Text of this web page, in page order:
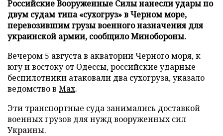
Российские Вооруженные Силы нанесли удары по
двум судам типа «сухогруз» в Черном море,
перевозившим грузы военного назначения для
украинской армии, сообщило Минобороны.
Вечером 5 августа в акватории Черного моря, к
югу и востоку от Одессы, российские ударные
беспилотники атаковали два сухогруза, указало
ведомство в Max.
Эти транспортные суда занимались доставкой
военных грузов для нужд вооруженных сил
Украины.